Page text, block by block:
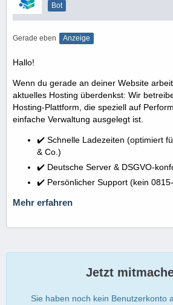
Bot
Gerade eben Anzeige
Hallo!
Wenn du gerade an deiner Website
aktuelles Hosting überdenkst: Wir
Hosting-Plattform, die speziell auf
einfache Verwaltung ausgelegt ist.
✔️ Schnelle Ladezeiten (optimiert
& Co.)
✔️ Deutsche Server & DSGVO-
✔️ Persönlicher Support (kein
Mehr erfahren
Jetzt
Sie haben noch kein Benutzerkonto